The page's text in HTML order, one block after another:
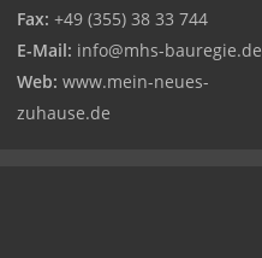
Fax: +49 (355) 38 33 744
E-Mail: info@mhs-bauregie.de
Web: www.mein-neues-
zuhause.de